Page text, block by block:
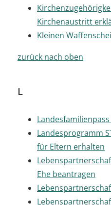
Kirchenaustritt
Kleinen
zurück nach oben
L
Landesprogramm
für Eltern erhalten
Ehe beantragen